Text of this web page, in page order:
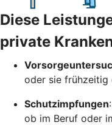
Diese
private
oder sie frühzeitig
Schutzimpfungen
ob im Beruf oder